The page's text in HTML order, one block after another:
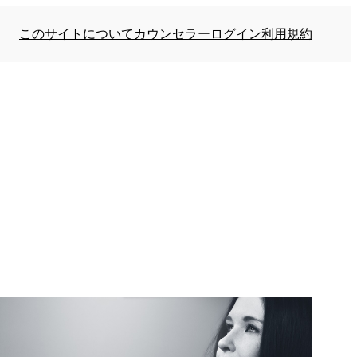
このサイトについて カウンセラーログイン利用規約